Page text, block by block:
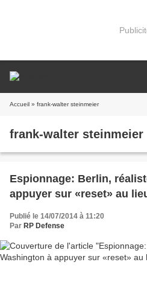
Accueil » frank-walter steinmeier
frank-walter steinmeier
Espionnage: Berlin,
appuyer sur «reset» au
Publié le 14/07/2014 à 11:20
Par RP Defense